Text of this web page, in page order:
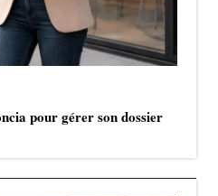
pour gérer son dossier